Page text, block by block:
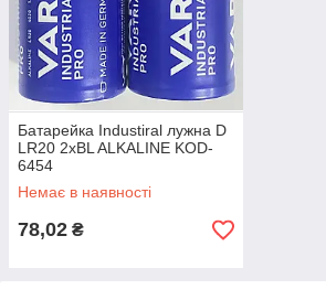
Батарейка Industiral лужна D
LR20 2xBL ALKALINE KOD-
6454
Немає в наявності
78,02 ₴